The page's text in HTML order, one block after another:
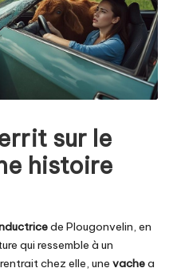
sur le
histoire
de Plougonvelin, en
qui ressemble à un
chez elle, une vachea